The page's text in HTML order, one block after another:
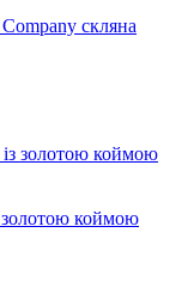
скляна
золотою коймою